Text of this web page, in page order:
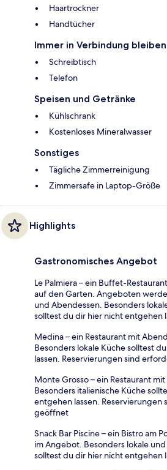
Haartrockner
Handtücher
Immer in Verbindung bleiben
Schreibtisch
Telefon
Speisen und Getränke
Kühlschrank
Kostenloses Mineralwasser
Sonstiges
Tägliche Zimmerreinigung
Zimmersafe in Laptop-Größe
Highlights
Gastronomisches Angebot
Le Palmiera – ein Buffet-
auf den Garten. Angeboten
und Abendessen. Besonders
solltest du dir hier nicht entgehen
Medina – ein Restaurant mit
Besonders lokale Küche solltest
lassen. Reservierungen sind
Monte Grosso – ein Restaurant
Besonders italienische Küche
entgehen lassen. Reservierungen
geöffnet
Snack Bar Piscine – ein Bistro am
im Angebot. Besonders lokale
solltest du dir hier nicht entgehen